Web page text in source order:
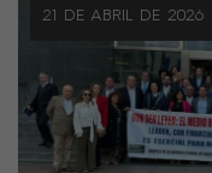
21 DE ABRIL DE 2026